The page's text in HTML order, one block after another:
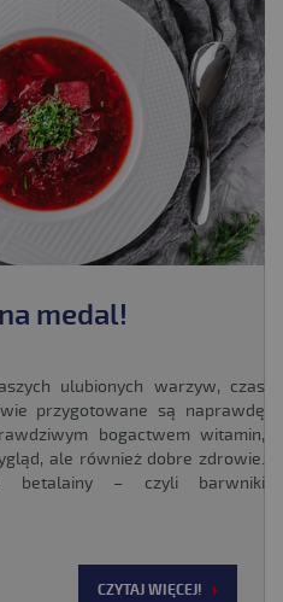
medal!
ulubionych warzyw, czas
przygotowane są naprawdę
bogactwem witamin,
ale również dobre zdrowie.
betalainy – czyli barwniki
CZYTAJ WIĘCEJ!